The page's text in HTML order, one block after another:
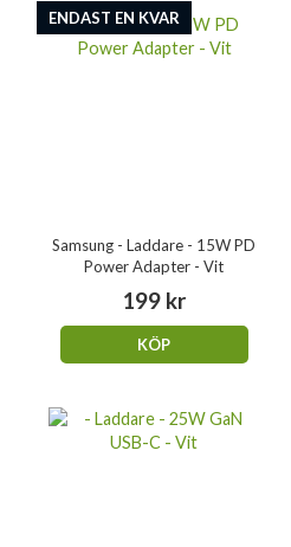
ENDAST EN KVAR
Samsung - Laddare - 15W PD
Power Adapter - Vit
199 kr
KÖP